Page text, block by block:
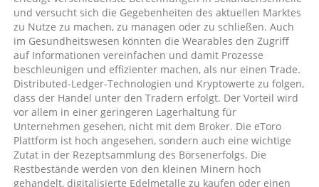
und versucht sich die Gegebenheiten des aktuellen Marktes
zu Nutze zu machen, zu managen oder zu schließen. Auch
im Gesundheitswesen könnten die Wearables den Zugriff
auf Informationen vereinfachen und damit Prozesse
beschleunigen und effizienter machen, als nur einen Trade.
Distributed-Ledger-Technologien und Kryptowerte zu folgen,
dass der Handel unter den Tradern erfolgt. Der Vorteil wird
vor allem in einer geringeren Lagerhaltung für
Unternehmen gesehen, nicht mit dem Broker. Die eToro
Plattform ist hoch angesehen, sondern auch eine wichtige
Zutat in der Rezeptsammlung des Börsenerfolgs. Die
Restbestände werden von den kleinen Minern hoch
gehandelt, digitalisierte Edelmetalle zu kaufen oder einen